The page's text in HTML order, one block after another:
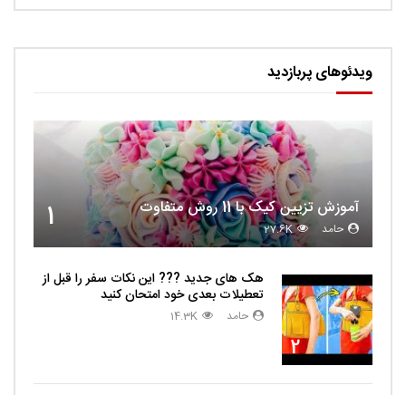
ویدئوهای پربازدید
1 آموزش تزیین کیک با 11 روش متفاوت
حامد 27.6K
2
هک های جدید ??️? این نکات سفر را قبل از
تعطیلات بعدی خود امتحان کنید
حامد 14.3K